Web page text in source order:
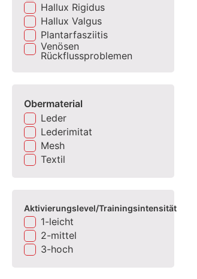
Hallux Rigidus
Hallux Valgus
Plantarfasziitis
Venösen
Rückflussproblemen
Obermaterial
Leder
Lederimitat
Mesh
Textil
Aktivierungslevel/Trainingsintensität
1-leicht
2-mittel
3-hoch